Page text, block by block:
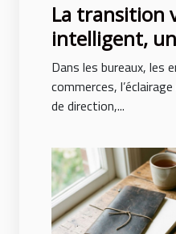
La transition
intelligent,
estimé des
modernes
Dans les bureaux, les
commerces,
de direction,...